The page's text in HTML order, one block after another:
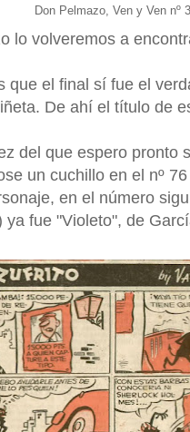
Don Pelmazo, Ven y Ven nº 3
lo volveremos a
que el final sí fue el
De ahí el título de
del que espero pronto
un cuchillo en el nº
en el número
fue "Violeto", de